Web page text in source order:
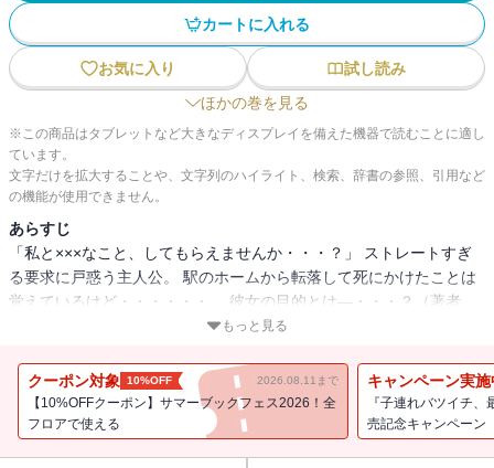
カートに入れる
お気に入り
試し読み
ほかの巻を見る
※この商品はタブレットなど大きなディスプレイを備えた機器で読むことに適し
ています。
文字だけを拡大することや、文字列のハイライト、検索、辞書の参照、引用など
の機能が使用できません。
あらすじ
「私と×××なこと、してもらえませんか・・・？」 ストレートすぎ
る要求に戸惑う主人公。 駅のホームから転落して死にかけたことは
覚えているけど・・・・・・。 彼女の目的とは―・・・？（著者
名：シメサバ/初出：GANMA!95～106話掲載分）
もっと見る
クーポン対象 10%OFF 2026.08.11まで
【10%OFFクーポン】サマーブックフェス2026！全
フロアで使える
キャンペーン実施
『子連れバツイチ
売記念キャンペーン